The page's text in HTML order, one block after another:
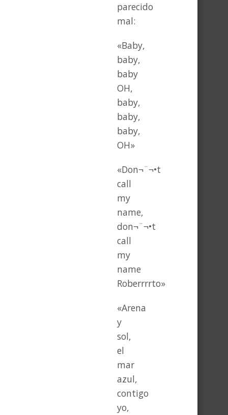
parecido
mal:
«Baby,
baby,
baby
OH,
baby,
baby,
baby,
OH»
«Don¬¨¬•t
call
my
name,
don¬¨¬•t
call
my
name
Roberrrrto»
«Arena
y
sol,
el
mar
azul,
contigo
yo,